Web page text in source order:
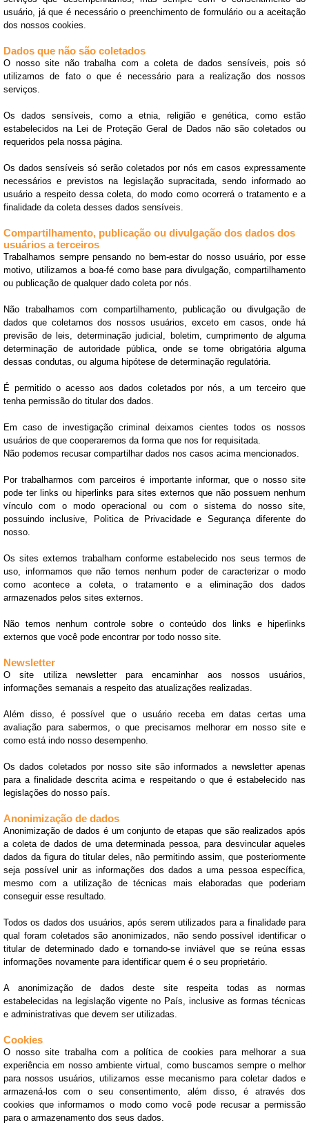
usuário, já que é necessário o preenchimento de formulário ou a aceitação
dos nossos cookies.
Dados que não são coletados
O nosso site não trabalha com a coleta de dados sensíveis, pois só
utilizamos de fato o que é necessário para a realização dos nossos
serviços.
Os dados sensíveis, como a etnia, religião e genética, como estão
estabelecidos na Lei de Proteção Geral de Dados não são coletados ou
requeridos pela nossa página.
Os dados sensíveis só serão coletados por nós em casos expressamente
necessários e previstos na legislação supracitada, sendo informado ao
usuário a respeito dessa coleta, do modo como ocorrerá o tratamento e a
finalidade da coleta desses dados sensíveis.
Compartilhamento, publicação ou divulgação dos dados dos
usuários a terceiros
Trabalhamos sempre pensando no bem-estar do nosso usuário, por esse
motivo, utilizamos a boa-fé como base para divulgação, compartilhamento
ou publicação de qualquer dado coleta por nós.
Não trabalhamos com compartilhamento, publicação ou divulgação de
dados que coletamos dos nossos usuários, exceto em casos, onde há
previsão de leis, determinação judicial, boletim, cumprimento de alguma
determinação de autoridade pública, onde se torne obrigatória alguma
dessas condutas, ou alguma hipótese de determinação regulatória.
É permitido o acesso aos dados coletados por nós, a um terceiro que
tenha permissão do titular dos dados.
Em caso de investigação criminal deixamos cientes todos os nossos
usuários de que cooperaremos da forma que nos for requisitada.
Não podemos recusar compartilhar dados nos casos acima mencionados.
Por trabalharmos com parceiros é importante informar, que o nosso site
pode ter links ou hiperlinks para sites externos que não possuem nenhum
vínculo com o modo operacional ou com o sistema do nosso site,
possuindo inclusive, Politica de Privacidade e Segurança diferente do
nosso.
Os sites externos trabalham conforme estabelecido nos seus termos de
uso, informamos que não temos nenhum poder de caracterizar o modo
como acontece a coleta, o tratamento e a eliminação dos dados
armazenados pelos sites externos.
Não temos nenhum controle sobre o conteúdo dos links e hiperlinks
externos que você pode encontrar por todo nosso site.
Newsletter
O site utiliza newsletter para encaminhar aos nossos usuários,
informações semanais a respeito das atualizações realizadas.
Além disso, é possível que o usuário receba em datas certas uma
avaliação para sabermos, o que precisamos melhorar em nosso site e
como está indo nosso desempenho.
Os dados coletados por nosso site são informados a newsletter apenas
para a finalidade descrita acima e respeitando o que é estabelecido nas
legislações do nosso país.
Anonimização de dados
Anonimização de dados é um conjunto de etapas que são realizados após
a coleta de dados de uma determinada pessoa, para desvincular aqueles
dados da figura do titular deles, não permitindo assim, que posteriormente
seja possível unir as informações dos dados a uma pessoa específica,
mesmo com a utilização de técnicas mais elaboradas que poderiam
conseguir esse resultado.
Todos os dados dos usuários, após serem utilizados para a finalidade para
qual foram coletados são anonimizados, não sendo possível identificar o
titular de determinado dado e tornando-se inviável que se reúna essas
informações novamente para identificar quem é o seu proprietário.
A anonimização de dados deste site respeita todas as normas
estabelecidas na legislação vigente no País, inclusive as formas técnicas
e administrativas que devem ser utilizadas.
Cookies
O nosso site trabalha com a política de cookies para melhorar a sua
experiência em nosso ambiente virtual, como buscamos sempre o melhor
para nossos usuários, utilizamos esse mecanismo para coletar dados e
armazená-los com o seu consentimento, além disso, é através dos
cookies que informamos o modo como você pode recusar a permissão
para o armazenamento dos seus dados.